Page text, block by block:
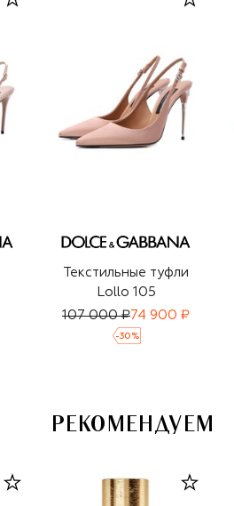
Текстильные туфли
Lollo 105
107 000 ₽74 900 ₽
-30 %
РЕКОМЕНДУЕМ